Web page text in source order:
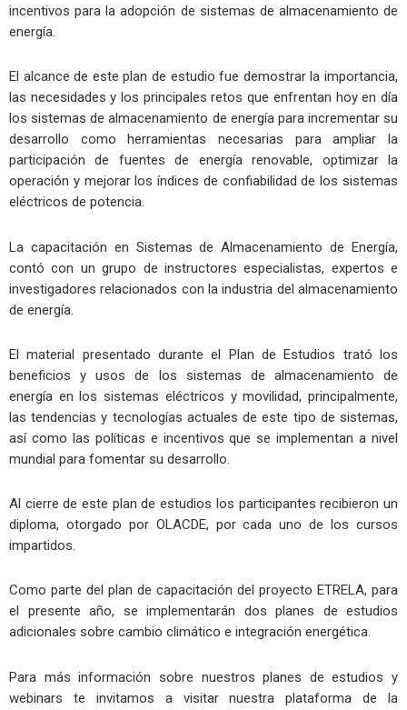
incentivos para la adopción de sistemas de almacenamiento de
energía.
El alcance de este plan de estudio fue demostrar la importancia,
las necesidades y los principales retos que enfrentan hoy en día
los sistemas de almacenamiento de energía para incrementar su
desarrollo como herramientas necesarias para ampliar la
participación de fuentes de energía renovable, optimizar la
operación y mejorar los índices de confiabilidad de los sistemas
eléctricos de potencia.
La capacitación en Sistemas de Almacenamiento de Energía,
contó con un grupo de instructores especialistas, expertos e
investigadores relacionados con la industria del almacenamiento
de energía.
El material presentado durante el Plan de Estudios trató los
beneficios y usos de los sistemas de almacenamiento de
energía en los sistemas eléctricos y movilidad, principalmente,
las tendencias y tecnologías actuales de este tipo de sistemas,
así como las políticas e incentivos que se implementan a nivel
mundial para fomentar su desarrollo.
Al cierre de este plan de estudios los participantes recibieron un
diploma, otorgado por OLACDE, por cada uno de los cursos
impartidos.
Como parte del plan de capacitación del proyecto ETRELA, para
el presente año, se implementarán dos planes de estudios
adicionales sobre cambio climático e integración energética.
Para más información sobre nuestros planes de estudios y
webinars te invitamos a visitar nuestra plataforma de la